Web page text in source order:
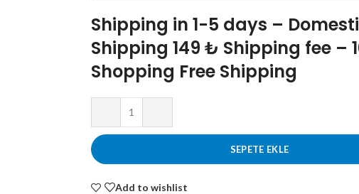
Shipping in 1-5 days –
Shipping 149 ₺ Shipping fee –
Shopping Free Shipping
SEPETE EKLE
Add to wishlist